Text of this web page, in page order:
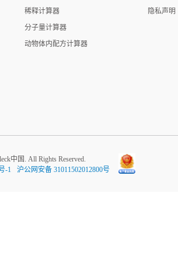
稀释计算器
分子量计算器
动物体内配方计算器
隐私声明
中国. All Rights Reserved.
-1
沪公网安备 31011502012800号